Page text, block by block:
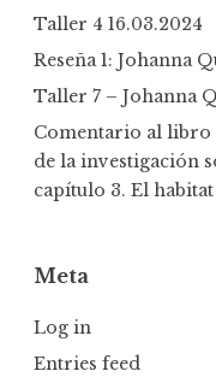
Taller 4 16.03.2024
Reseña 1: Johanna
Taller 7 – Johanna
Comentario al libro
de la investigación
capítulo 3. El
Meta
Log in
Entries feed